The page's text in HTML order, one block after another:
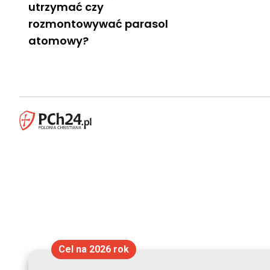
utrzymać czy
rozmontowywać parasol
atomowy?
Cel na 2026 rok